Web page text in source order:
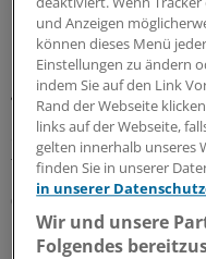
Entzündung bei
Kontrolle,
Menschen mit
gefährdet, auch
Doch selbst, wenn
eingedämmt ist, kann
fortschreiten.
09.06.2026
und Anzeigen
können dieses Menü
Einstellungen zu ändern
indem Sie auf den Link
Rand der Webseite
links auf der Webseite,
gelten innerhalb unseres
finden Sie in unserer
in unserer
Wir und unsere
Folgendes